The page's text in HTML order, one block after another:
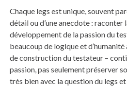
Chaque legs est unique, souvent
détail ou d’une anecdote : raconter
développement de la passion du
beaucoup de logique et d’humanité
de construction du testateur –
passion, pas seulement préserver
très bien avec la question du legs et